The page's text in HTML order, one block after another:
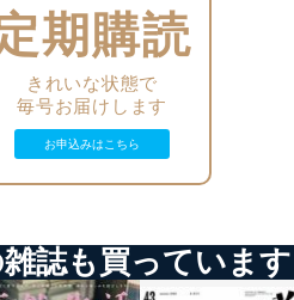
、当該ファイルへのパスワードを設
保護マネジメントシステムを継続的
期購読
きれいな状態で
毎号お届けします
お申込みはこちら
誌も買っています